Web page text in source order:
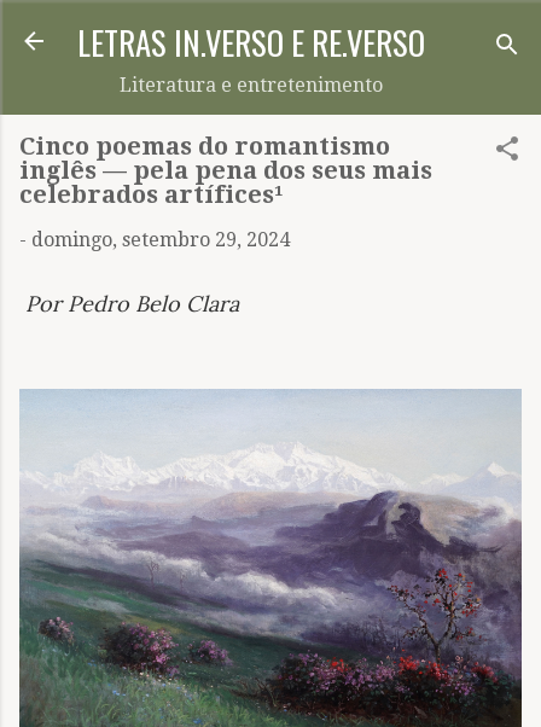
Pular para o conteúdo principal
LETRAS IN.VERSO E RE.VERSO
Literatura e entretenimento
Cinco poemas do romantismo
inglês — pela pena dos seus mais
celebrados artífices¹
- domingo, setembro 29, 2024
Por Pedro Belo Clara